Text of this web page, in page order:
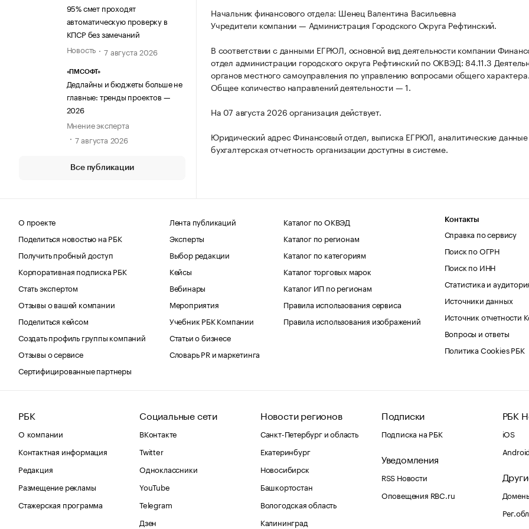
95% смет проходят
автоматическую проверку в
КПСР без замечаний
Новость
7 августа 2026
«ПМСОФТ»
Дедлайны и бюджеты больше не
главные: тренды проектов —
2026
Мнение эксперта
7 августа 2026
Все публикации
Начальник финансового отдела: Шенец Валентина Васильевна
Учредители компании — Администрация Городского Округа Рефтинский.
В соответствии с данными ЕГРЮЛ, основной вид деятельности компании
отдел администрации городского округа Рефтинский по ОКВЭД: 84.11.3
органов местного самоуправления по управлению вопросами общего характера.
Общее количество направлений деятельности — 1.
На 07 августа 2026 организация действует.
Юридический адрес Финансовый отдел, выписка ЕГРЮЛ, аналитические
бухгалтерская отчетность организации доступны в системе.
О проекте
Поделиться новостью на РБК
Получить пробный доступ
Корпоративная подписка РБК
Стать экспертом
Отзывы о вашей компании
Поделиться кейсом
Создать профиль группы компаний
Отзывы о сервисе
Сертифицированные партнеры
Лента публикаций
Эксперты
Выбор редакции
Кейсы
Вебинары
Мероприятия
Учебник РБК Компании
Статьи о бизнесе
Словарь PR и маркетинга
Каталог по ОКВЭД
Каталог по регионам
Каталог по категориям
Каталог торговых марок
Каталог ИП по регионам
Правила использования сервиса
Правила использования изображений
Контакты
Справка по сервису
Поиск по ОГРН
Поиск по ИНН
Статистика и
Источники данных
Источник отчетности
Вопросы и ответы
Политика Cookies РБК
РБК
О компании
Контактная информация
Редакция
Размещение рекламы
Стажерская программа
Социальные сети
ВКонтакте
Twitter
Одноклассники
YouTube
Telegram
Дзен
Новости регионов
Санкт-Петербург и область
Екатеринбург
Новосибирск
Башкортостан
Вологодская область
Калининград
Подписки
Подписка на РБК
Уведомления
RSS Новости
Оповещения RBC.ru
РБК
iOS